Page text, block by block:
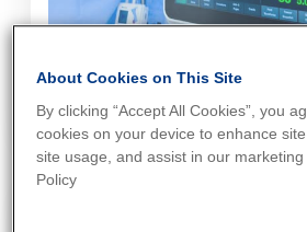
医疗器械
About Cookies on This Site
By clicking “Accept All Cookies”, you
cookies on your device to enhance
site usage, and assist in our marketing
Policy